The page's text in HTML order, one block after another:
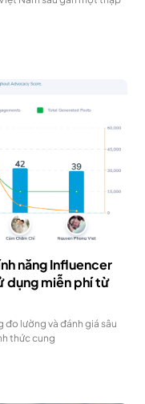
năng Influencer
dụng miễn phí từ
đo lường và đánh giá sâu
thức cung